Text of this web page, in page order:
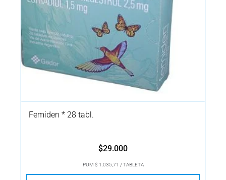
Femiden * 28 tabl.
$29.000
PUM $ 1.035,71 / TABLETA